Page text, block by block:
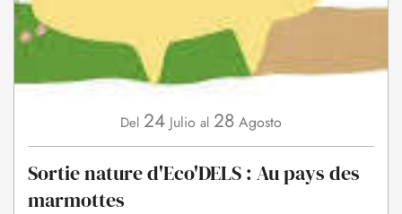
Del 24 Julio al 28 Agosto
Sortie nature d'Eco'DELS : Au pays des
marmottes